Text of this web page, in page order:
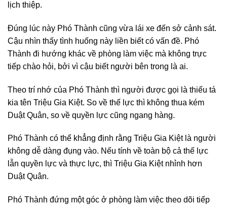
lịch thiệp.
Đúng lúc này Phó Thành cũng vừa lái xe đến sở cảnh sát.
Cậu nhìn thấy tình huống này liền biết có vấn đề. Phó
Thành đi hướng khác về phòng làm việc mà không trực
tiếp chào hỏi, bởi vì cậu biết người bên trong là ai.
Theo trí nhớ của Phó Thành thì người được gọi là thiếu tá
kia tên Triệu Gia Kiệt. So về thế lực thì không thua kém
Duật Quân, so về quyền lực cũng ngang hàng.
Phó Thành có thể khẳng định rằng Triệu Gia Kiệt là người
không dễ dàng đụng vào. Nếu tính về toàn bộ cả thế lực
lẫn quyền lực và thực lực, thì Triệu Gia Kiệt nhỉnh hơn
Duật Quân.
Phó Thành đứng một góc ở phòng làm việc theo dõi tiếp